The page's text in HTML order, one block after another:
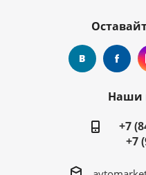
Наши
+7
+7